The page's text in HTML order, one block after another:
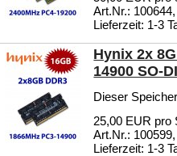
Art.Nr.:
Lieferzeit: 1-3
Hynix 2x
14900 SO-
Dieser
25,00 EUR pro
Art.Nr.:
Lieferzeit: 1-3